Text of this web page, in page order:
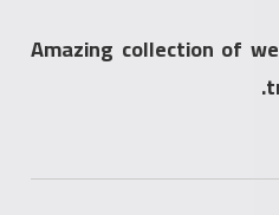
Amazing collection of